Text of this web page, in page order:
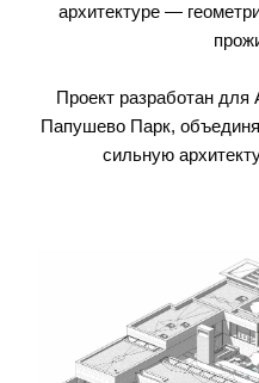
архитектуре —
Проект разработан
Папушево Парк,
сильную